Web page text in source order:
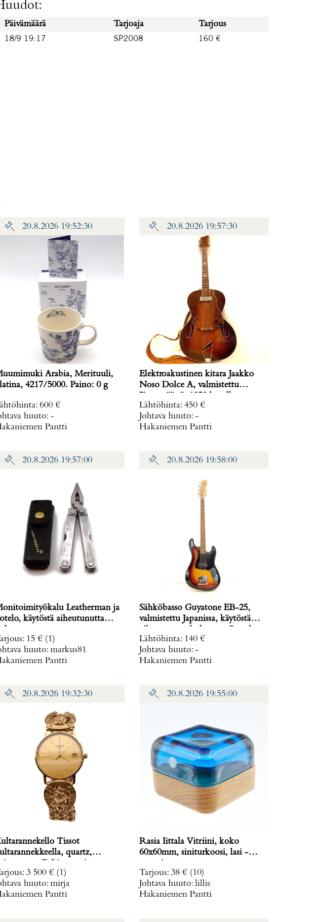
Päivämäärä Tarjoaja Tarjous
18/9 19:17 SP2008 160 €
20.8.2026 19:52:30
Arabia, Merituuli,
platina, 4217/5000. Paino: 0 g
: 600 €
huuto: -
Pantti
20.8.2026 19:57:30
Elektroakustinen kitara Jaakko
Noso Dolce A, valmistettu
kohtaa käytöstä aiheutunutta
kulumaa ja kantolaukku.
Lähtöhinta: 450 €
Johtava huuto: -
Hakaniemen Pantti
20.8.2026 19:57:00
Leatherman ja
käytöstä aiheutunutta
: 15 € (1)
huuto: markus81
Pantti
20.8.2026 19:58:00
Sähköbasso Guyatone EB-25,
valmistettu Japanissa, käytöstä
panttilainaamoon
kuljetusmaksuista sopimiseksi.
Paino: 0 g
Lähtöhinta: 140 €
Johtava huuto: -
Hakaniemen Pantti
20.8.2026 19:32:30
Tissot
quartz,
200mm, 585br, Paino: 70,2 g
: 3 500 € (1)
huuto: mirja
Pantti
20.8.2026 19:55:00
Rasia Iittala Vitriini, koko
60x60mm, siniturkoosi, lasi -
Tarjous: 38 € (10)
Johtava huuto: lillis
Hakaniemen Pantti